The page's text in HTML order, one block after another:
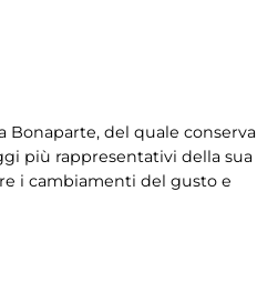
Bonaparte, del quale conserva
più rappresentativi della sua
i cambiamenti del gusto e